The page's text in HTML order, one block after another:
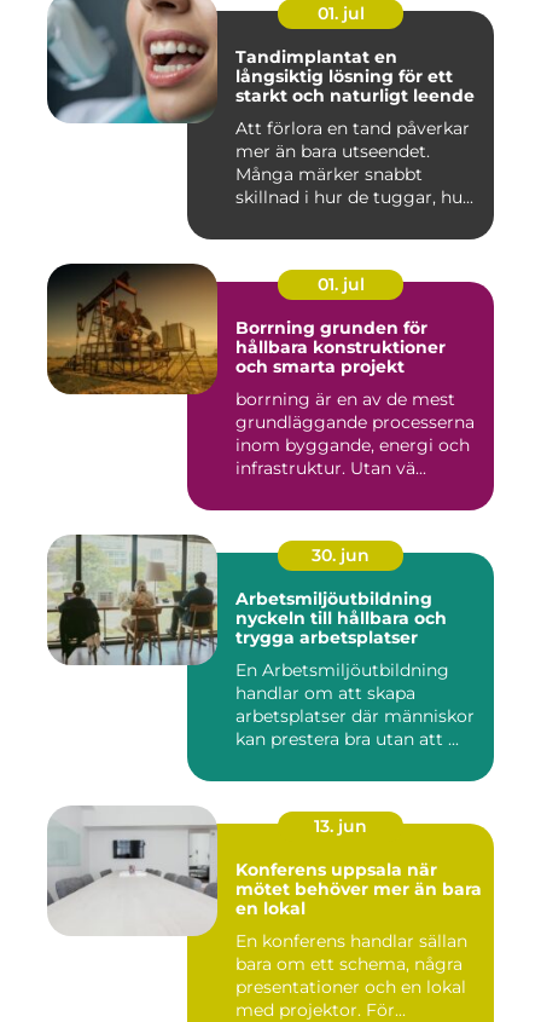
01. jul
Tandimplantat en
långsiktig lösning för ett
starkt och naturligt leende
Att förlora en tand påverkar
mer än bara utseendet.
Många märker snabbt
skillnad i hur de tuggar, hu...
01. jul
Borrning grunden för
hållbara konstruktioner
och smarta projekt
borrning är en av de mest
grundläggande processerna
inom byggande, energi och
infrastruktur. Utan vä...
30. jun
Arbetsmiljöutbildning
nyckeln till hållbara och
trygga arbetsplatser
En Arbetsmiljöutbildning
handlar om att skapa
arbetsplatser där människor
kan prestera bra utan att ...
13. jun
Konferens uppsala när
mötet behöver mer än bara
en lokal
En konferens handlar sällan
bara om ett schema, några
presentationer och en lokal
med projektor. För...